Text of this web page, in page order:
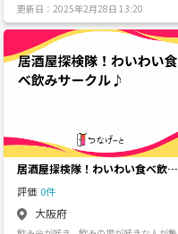
更新日：2025年2月28日 13:20
居酒屋探検隊！わいわい食べ飲み
サークル♪
評価 0件
大阪府